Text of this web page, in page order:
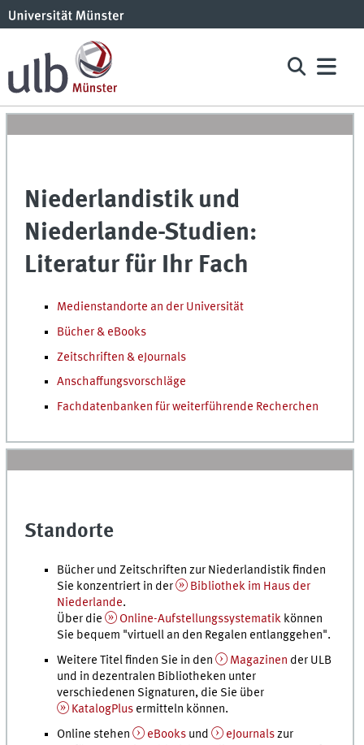
Niederlandistik und
Niederlande-Studien:
Literatur für Ihr Fach
Medienstandorte an der Universität
Bücher & eBooks
Zeitschriften & eJournals
Anschaffungsvorschläge
Fachdatenbanken für weiterführende Recherchen
Standorte
Bücher und Zeitschriften zur Niederlandistik finden
Sie konzentriert in der
Bibliothek im Haus der
Niederlande.
Über die
Online-Aufstellungssystematik können
Sie bequem "virtuell an den Regalen entlanggehen".
Weitere Titel finden Sie in den
Magazinen der ULB
und in dezentralen Bibliotheken unter
verschiedenen Signaturen, die Sie über
KatalogPlus ermitteln können.
Online stehen
eBooks und eJournalszur